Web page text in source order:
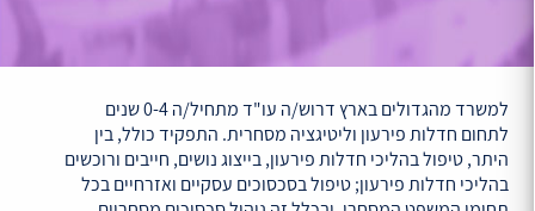
למשרד מהגדולים בארץ דרוש/ה עו"ד מתחיל/ה 0-4 שנים
לתחום חדלות פירעון וליטיגציה מסחרית. התפקיד כולל, בין
היתר, טיפול בהליכי חדלות פירעון, בייצוג נושים, חייבים ורוכשים
בהליכי חדלות פירעון; טיפול בסכסוכים עסקיים ואזרחיים בכל